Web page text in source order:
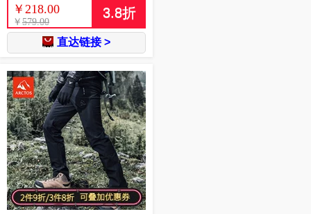
￥ 218.00
￥ 579.00
3.8折
直达链接 >